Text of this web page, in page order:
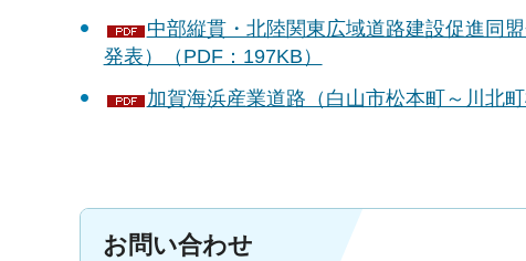
中部縦貫・北陸関東広域道路建設促進同
発表）（PDF：197KB）
加賀海浜産業道路（白山市松本町～川北
お問い合わせ